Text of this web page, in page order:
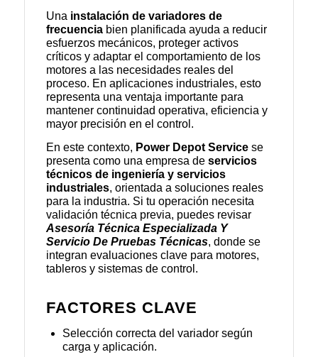
Una instalación de variadores de
frecuenciabien planificada ayuda a reducir
esfuerzos mecánicos, proteger activos
críticos y adaptar el comportamiento de los
motores a las necesidades reales del
proceso. En aplicaciones industriales, esto
representa una ventaja importante para
mantener continuidad operativa, eficiencia y
mayor precisión en el control.
En este contexto, Power Depot Servicese
presenta como una empresa de servicios
técnicos de ingeniería y servicios
industriales, orientada a soluciones reales
para la industria. Si tu operación necesita
validación técnica previa, puedes revisar
Asesoría Técnica Especializada Y
Servicio De Pruebas Técnicas, donde se
integran evaluaciones clave para motores,
tableros y sistemas de control.
FACTORES CLAVE
Selección correcta del variador según
carga y aplicación.